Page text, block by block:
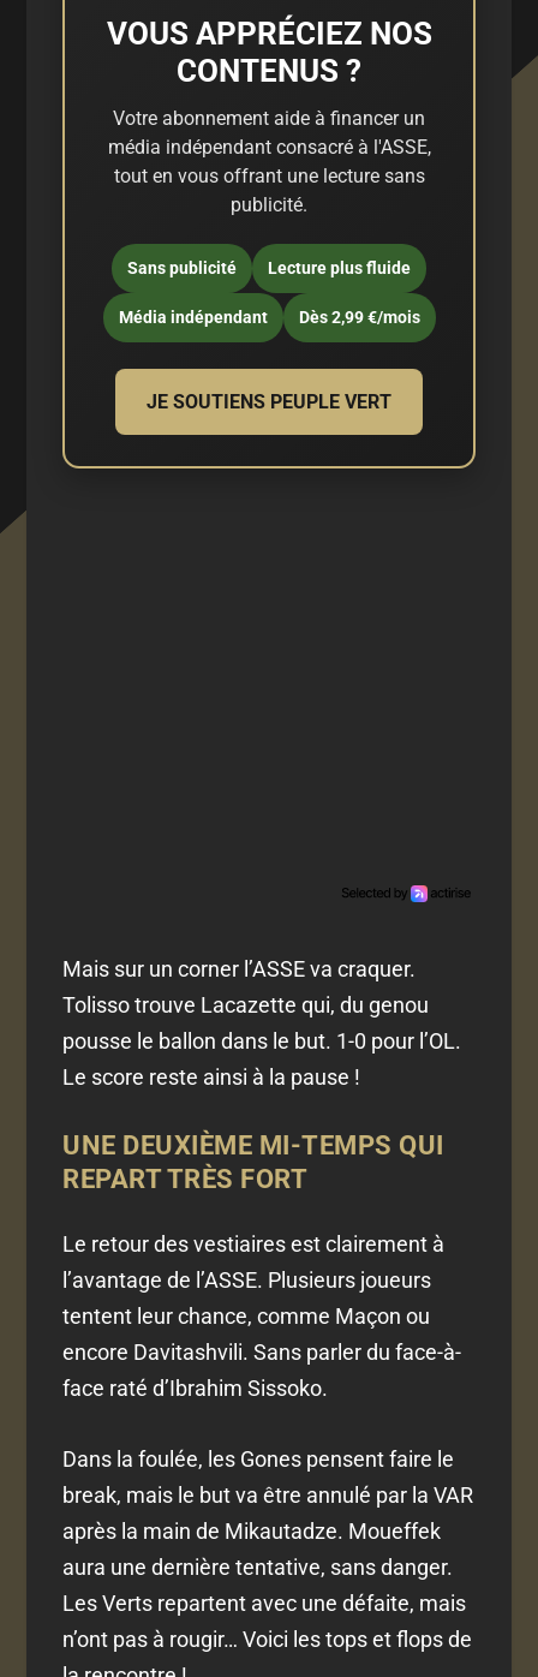
VOUS APPRÉCIEZ NOS
CONTENUS ?
Votre abonnement aide à financer un
média indépendant consacré à l'ASSE,
tout en vous offrant une lecture sans
publicité.
Sans publicité Lecture plus fluide
Média indépendant Dès 2,99 €/mois
JE SOUTIENS PEUPLE VERT
Mais sur un corner l’ASSE va craquer.
Tolisso trouve Lacazette qui, du genou
pousse le ballon dans le but. 1-0 pour l’OL.
Le score reste ainsi à la pause !
UNE DEUXIÈME MI-TEMPS QUI
REPART TRÈS FORT
Le retour des vestiaires est clairement à
l’avantage de l’ASSE. Plusieurs joueurs
tentent leur chance, comme Maçon ou
encore Davitashvili. Sans parler du face-à-
face raté d’Ibrahim Sissoko.
Dans la foulée, les Gones pensent faire le
break, mais le but va être annulé par la VAR
après la main de Mikautadze. Moueffek
aura une dernière tentative, sans danger.
Les Verts repartent avec une défaite, mais
n’ont pas à rougir… Voici les tops et flops de